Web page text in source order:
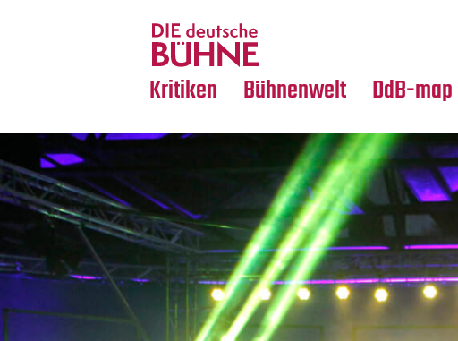
Kritiken
Crossover
Bühnenwelt
Medientipps
DdB-map